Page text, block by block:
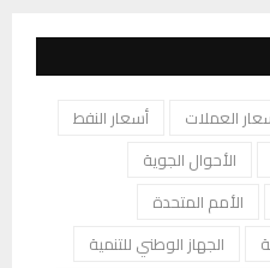
العملات
أسعار النفط
الأحوال الجوية
الأمم المتحدة
الجهاز الوطني للتنمية